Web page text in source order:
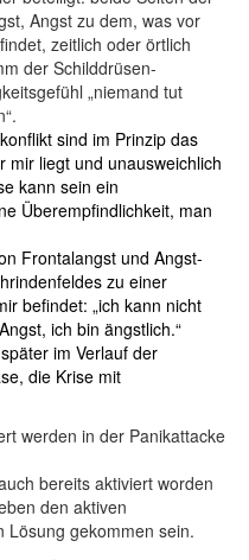
Angst zu dem, was vor
zeitlich oder örtlich
der Schilddrüsen-
„niemand tut
sind im Prinzip das
mir liegt und unausweichlich
kann sein ein
Überempfindlichkeit, man
Frontalangst und Angst-
zu einer
befindet: „ich kann nicht
ich bin ängstlich.“
im Verlauf der
die Krise mit
werden in der Panikattacke
bereits aktiviert worden
den aktiven
Lösung gekommen sein.